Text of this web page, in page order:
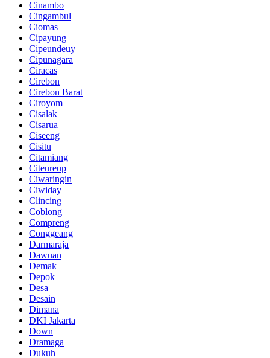
Cinambo
Cingambul
Ciomas
Cipayung
Cipeundeuy
Cipunagara
Ciracas
Cirebon
Cirebon Barat
Ciroyom
Cisalak
Cisarua
Ciseeng
Cisitu
Citamiang
Citeureup
Ciwaringin
Ciwiday
Clincing
Coblong
Compreng
Conggeang
Darmaraja
Dawuan
Demak
Depok
Desa
Desain
Dimana
DKI Jakarta
Down
Dramaga
Dukuh